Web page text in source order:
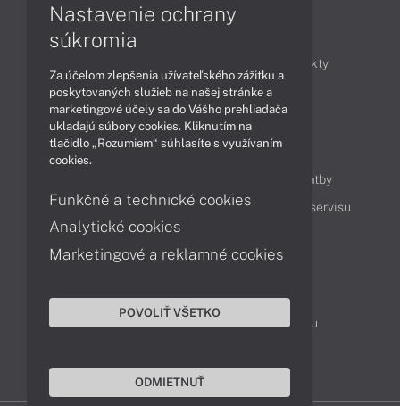
Produkty
Technológie
Videá
Obsah
Možnosti doručenia a platby
Podpora a servis
Servisné služby Cenník servisu
Kontakty
043 4224 771
Obchodné oddelenie
Reklamácia tovaru
Nastavenie ochrany
súkromia
Za účelom zlepšenia užívateľského zážitku a
poskytovaných služieb na našej stránke a
marketingové účely sa do Vášho prehliadača
ukladajú súbory cookies. Kliknutím na
tlačidlo „Rozumiem“ súhlasíte s využívaním
cookies.
Funkčné a technické cookies
Analytické cookies
Marketingové a reklamné cookies
POVOLIŤ VŠETKO
ODMIETNUŤ